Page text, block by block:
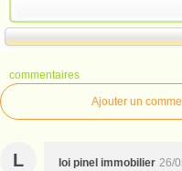
commentaires
Ajouter un
L loi pinel immobilier 26/